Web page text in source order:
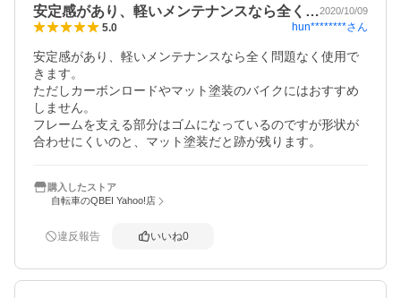
安定感があり、軽いメンテナンスなら全く…2020/10/09
5.0 hun********さん
安定感があり、軽いメンテナンスなら全く問題なく使用で
きます。
ただしカーボンロードやマット塗装のバイクにはおすすめ
しません。
フレームを支える部分はゴムになっているのですが形状が
合わせにくいのと、マット塗装だと跡が残ります。
購入したストア
自転車のQBEI Yahoo!店
違反報告 いいね0